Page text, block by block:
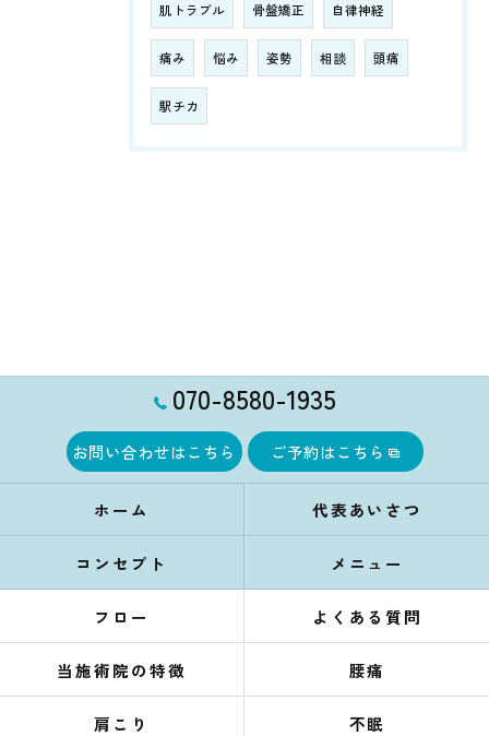
肌トラブル 骨盤矯正 自律神経
痛み 悩み 姿勢 相談 頭痛
駅チカ
070-8580-1935
お問い合わせはこちら ご予約はこちら
ホーム 代表あいさつ
コンセプト メニュー
フロー よくある質問
当施術院の特徴 腰痛
肩こり 不眠